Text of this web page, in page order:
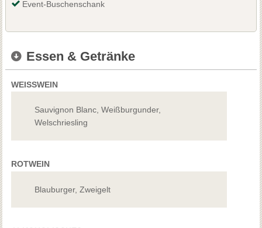
Event-Buschenschank
Essen & Getränke
WEISSWEIN
Sauvignon Blanc, Weißburgunder,
Welschriesling
ROTWEIN
Blauburger, Zweigelt